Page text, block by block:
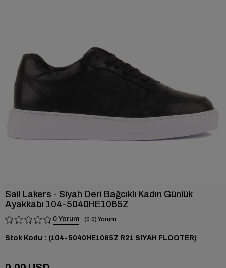
Sail Lakers - Siyah Deri Bağcıklı Kadın Günlük
Ayakkabı 104-5040HE1065Z
0 0.0
Stok Kodu (104-5040HE1065Z R21 SIYAH FLOOTER)